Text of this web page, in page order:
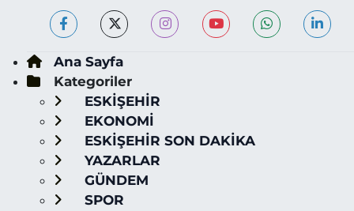
Ana Sayfa
Kategoriler
ESKİŞEHİR
EKONOMİ
ESKİŞEHİR SON DAKİKA
YAZARLAR
GÜNDEM
SPOR